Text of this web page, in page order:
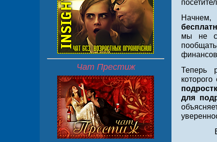
Чат Престиж
Начнем,
мы не
Теперь
для